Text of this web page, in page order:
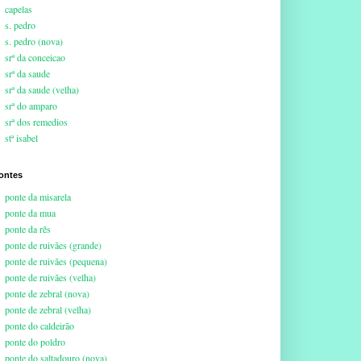
capelas
s. pedro
s. pedro (nova)
srª da conceicao
srª da saude
srª da saude (velha)
srª do amparo
srª dos remedios
stª isabel
ponte da misarela
ponte da mua
ponte da rês
ponte de ruivães (grande)
ponte de ruivães (pequena)
ponte de ruivães (velha)
ponte de zebral (nova)
ponte de zebral (velha)
ponte do caldeirão
ponte do poldro
ponte do saltadouro (nova)